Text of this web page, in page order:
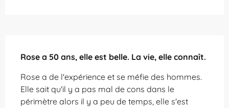
Rose a 50 ans, elle est belle. La vie, elle connaît.
Rose a de l'expérience et se méfie des hommes.
Elle sait qu'il y a pas mal de cons dans le
périmètre alors il y a peu de temps, elle s'est